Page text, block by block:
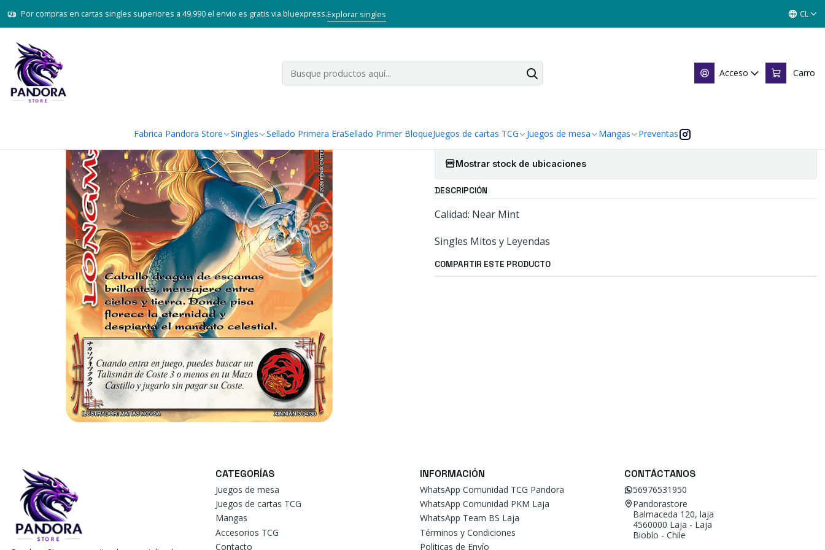
Acceso Carro
Fabrica Pandora Store Singles Sellado Primera EraSellado Primer BloqueJuegos de cartas TCG Juegos de mesa Mangas Preventas
Por compras en cartas singles superiores a 49.990 el envio es gratis via bluexpress.Explorar singles CL
Inicio Juegos de cartas TCG Mitos y Leyendas TCG
LONGMA - XINNIAN 2026
Agregar a la lista de favoritos
Mostrar stock de ubicaciones
DESCRIPCIÓN
Calidad: Near Mint
Singles Mitos y Leyendas
COMPARTIR ESTE PRODUCTO
CATEGORÍAS
Juegos de mesa
Juegos de cartas TCG
Mangas
Accesorios TCG
Contacto
INFORMACIÓN
WhatsApp Comunidad TCG Pandora
WhatsApp Comunidad PKM Laja
WhatsApp Team BS Laja
Términos y Condiciones
Politicas de Envío
CONTÁCTANOS
56976531950
Pandorastore
Balmaceda 120, laja
4560000 Laja - Laja
Biobío - Chile